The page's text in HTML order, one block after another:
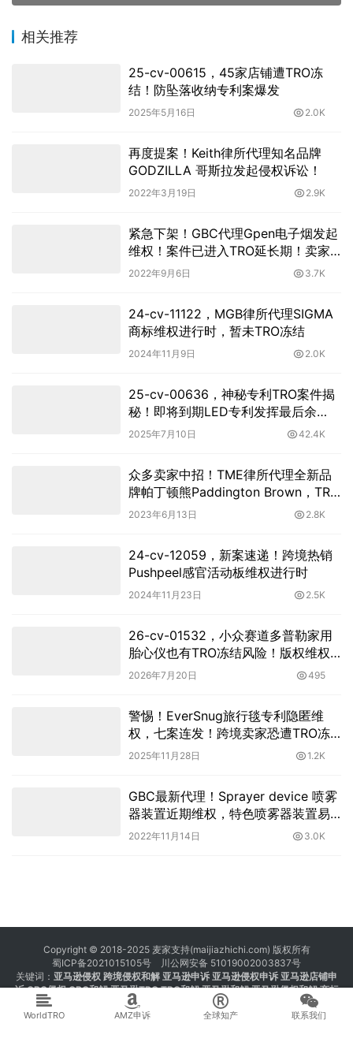
相关推荐
25-cv-00615，45家店铺遭TRO冻
结！防坠落收纳专利案爆发
2025年5月16日 2.0K
再度提案！Keith律所代理知名品牌
GODZILLA 哥斯拉发起侵权诉讼！
2022年3月19日 2.9K
紧急下架！GBC代理Gpen电子烟发起
维权！案件已进入TRO延长期！卖家
千万注意图案商标侵权！
2022年9月6日 3.7K
24-cv-11122，MGB律所代理SIGMA
商标维权进行时，暂未TRO冻结
2024年11月9日 2.0K
25-cv-00636，神秘专利TRO案件揭
秘！即将到期LED专利发挥最后余
热！
2025年7月10日 42.4K
众多卖家中招！TME律所代理全新品
牌帕丁顿熊Paddington Brown，TRO
临时禁令还未下发，赶紧排查提现资
2023年6月13日 2.8K
24-cv-12059，新案速递！跨境热销
Pushpeel感官活动板维权进行时
2024年11月23日 2.5K
26-cv-01532，小众赛道多普勒家用
胎心仪也有TRO冻结风险！版权维权
进行时
2026年7月20日 495
警惕！EverSnug旅行毯专利隐匿维
权，七案连发！跨境卖家恐遭TRO冻
结！
2025年11月28日 1.2K
GBC最新代理！Sprayer device 喷雾
器装置近期维权，特色喷雾器装置易
踩雷，卖家注意！
2022年11月14日 3.0K
Copyright © 2018-2025 麦家支持(maijiazhichi.com) 版权所有
蜀ICP备2021015105号
川公网安备 51019002003837号
关键词： 亚马逊侵权 跨境侵权和解 亚马逊申诉 亚马逊侵权申诉 亚马逊店铺申
诉 GBC侵权 GBC和解 亚马逊TRO TRO和解 亚马逊和解 亚马逊侵权和解商标
注册 专利注册 版权注册
WorldTRO AMZ申诉 全球知产 联系我们